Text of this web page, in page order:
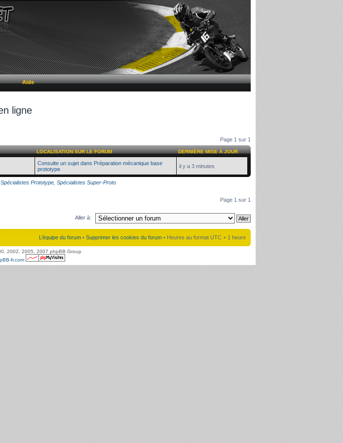
Aide
ligne
Page 1 sur 1
LOCALISATION SUR LE FORUM DERNIÈRE MISE À JOUR
Consulte un sujet dans Préparation mécanique base
prototype
il y a 3 minutes
Spécialistes Prototype Spécialistes Super-Proto
Page 1 sur 1
Aller à:
L’équipe du forum • Supprimer les cookies du forum • Heures au format UTC + 1 heure
2002, 2005, 2007 phpBB Group
fr.com